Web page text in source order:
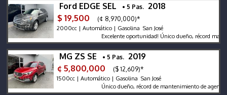
Ford EDGE SEL • 5 Pas. 2018
$ 19,500
(¢ 8,970,000)*
2000cc | Automático | Gasolina San José
Excelente oportunidad! Único dueño, récord
MG ZS SE • 5 Pas. 2019
¢ 5,800,000
($ 12,609)*
1500cc | Automático | Gasolina San José
Único dueño, récord de mantenimiento de agencia,